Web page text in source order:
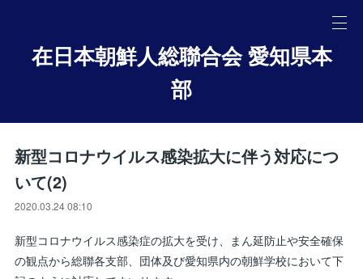
在日本朝鮮人総聯合会 愛知県本
部
新型コロナウイルス感染拡大に伴う対応につ
いて(2)
2020.03.24 08:10
新型コロナウイルス感染症の拡大を受け、まん延防止や安全確保
の観点から総聯各支部、団体及び愛知県内の朝鮮学校において下